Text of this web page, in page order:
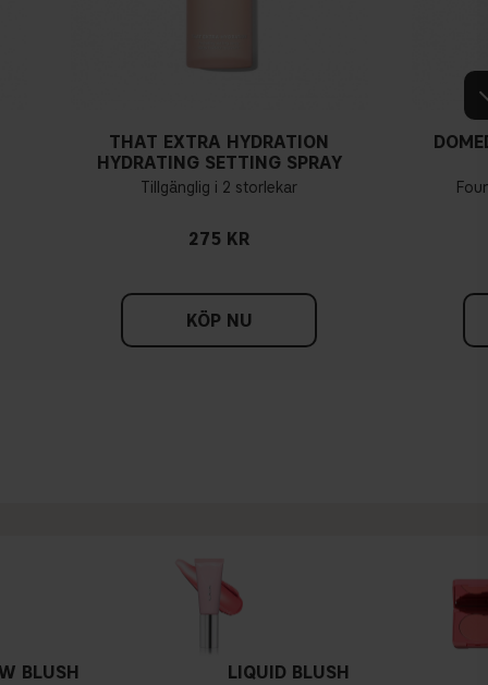
THAT EXTRA HYDRATION
HYDRATING SETTING SPRAY
Tillgänglig i 2 storlekar
275 KR
KÖP NU
BLUSH LIQUID BLUSH